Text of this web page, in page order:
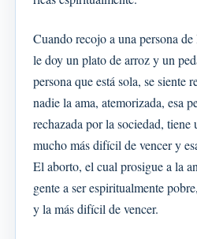
Cuando recojo a una persona
le doy un plato de arroz y un
persona que está sola, se siente
nadie la ama, atemorizada, esa
rechazada por la sociedad, tiene
mucho más difícil de vencer y
El aborto, el cual prosigue a la
gente a ser espiritualmente
y la más difícil de vencer.